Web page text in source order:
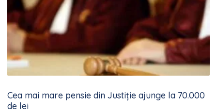
Cea mai mare pensie din Justiție ajunge la 70.000
de lei